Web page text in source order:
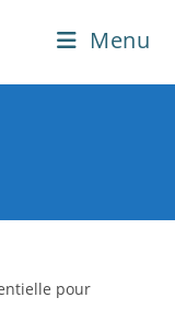
Menu
pour